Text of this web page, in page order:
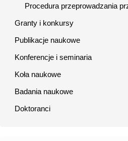
Procedura przeprowadzania
Granty i konkursy
Publikacje naukowe
Konferencje i seminaria
Koła naukowe
Badania naukowe
Doktoranci